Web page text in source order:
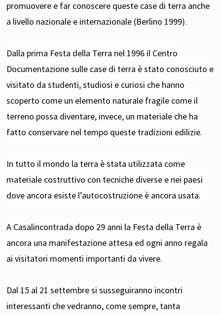
promuovere e far conoscere queste case di terra anche
a livello nazionale e internazionale (Berlino 1999).
Dalla prima Festa della Terra nel 1996 il Centro
Documentazione sulle case di terra è stato conosciuto e
visitato da studenti, studiosi e curiosi che hanno
scoperto come un elemento naturale fragile come il
terreno possa diventare, invece, un materiale che ha
fatto conservare nel tempo queste tradizioni edilizie.
In tutto il mondo la terra è stata utilizzata come
materiale costruttivo con tecniche diverse e nei paesi
dove ancora esiste l’autocostruzione è ancora usata.
A Casalincontrada dopo 29 anni la Festa della Terra è
ancora una manifestazione attesa ed ogni anno regala
ai visitatori momenti importanti da vivere.
Dal 15 al 21 settembre si susseguiranno incontri
interessanti che vedranno, come sempre, tanta